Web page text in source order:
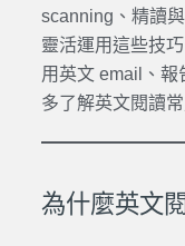
scanning、精讀
靈活運用這些技
用英文 email、報
多了解英文閱讀
為什麼英文